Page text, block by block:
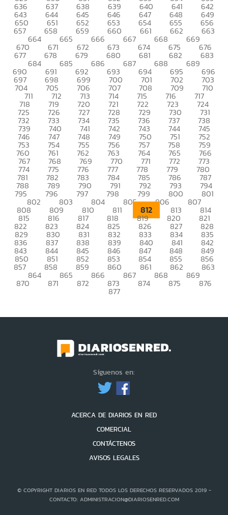
636 637 638 639 640 641 642
643 644 645 646 647 648 649
650 651 652 653 654 655 656
657 658 659 660 661 662 663
664 665 666 667 668 669
670 671 672 673 674 675 676
677 678 679 680 681 682 683
684 685 686 687 688 689
690 691 692 693 694 695 696
697 698 699 700 701 702 703
704 705 706 707 708 709 710
711 712 713 714 715 716 717
718 719 720 721 722 723 724
725 726 727 728 729 730 731
732 733 734 735 736 737 738
739 740 741 742 743 744 745
746 747 748 749 750 751 752
753 754 755 756 757 758 759
760 761 762 763 764 765 766
767 768 769 770 771 772 773
774 775 776 777 778 779 780
781 782 783 784 785 786 787
788 789 790 791 792 793 794
795 796 797 798 799 800 801
802 803 804 805 806 807
808 809 810 811 812 813 814
815 816 817 818 819 820 821
822 823 824 825 826 827 828
829 830 831 832 833 834 835
836 837 838 839 840 841 842
843 844 845 846 847 848 849
850 851 852 853 854 855 856
857 858 859 860 861 862 863
864 865 866 867 868 869
870 871 872 873 874 875 876
877
Síguenos en:
ACERCA DE DIARIOS EN RED
COMERCIAL
CONTÁCTENOS
AVISOS LEGALES
© COPYRIGHT DIARIOS EN RED TODOS LOS DERECHOS RESERVADOS 2019 -
CONTACTO: ADMINISTRACION@DIARIOSENRED.COM